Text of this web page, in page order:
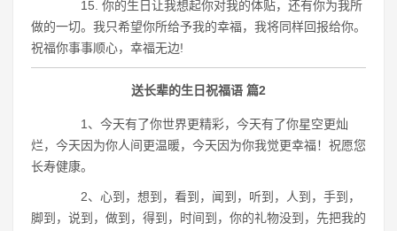
15. 你的生日让我想起你对我的体贴，还有你为我所
做的一切。我只希望你所给予我的幸福，我将同样回报给你。
祝福你事事顺心，幸福无边!
送长辈的生日祝福语 篇2
1、今天有了你世界更精彩，今天有了你星空更灿
烂，今天因为你人间更温暖，今天因为你我觉更幸福！祝愿您
长寿健康。
2、心到，想到，看到，闻到，听到，人到，手到，
脚到，说到，做到，得到，时间到，你的礼物没到，先把我的